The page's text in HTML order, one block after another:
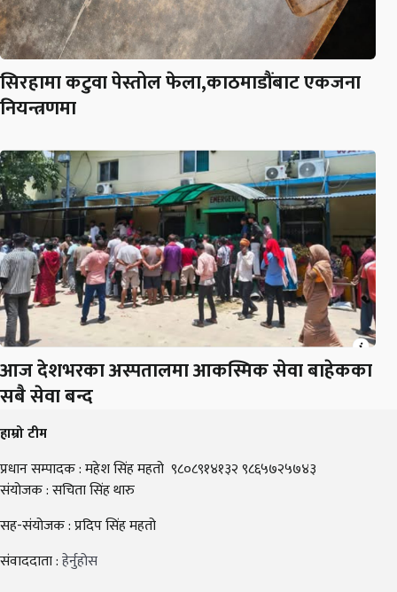
सिरहामा कटुवा पेस्तोल फेला,काठमाडौंबाट एकजना
नियन्त्रणमा
आज देशभरका अस्पतालमा आकस्मिक सेवा बाहेकका
सबै सेवा बन्द
हाम्रो टीम
प्रधान सम्पादक : महेश सिंह महतो ९८०८९१४१३२ ९८६५७२५७४३
संयोजक : सचिता सिंह थारु
सह-संयोजक : प्रदिप सिंह महतो
संवाददाता :हेर्नुहोस